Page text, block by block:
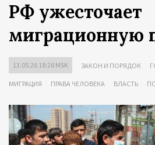
РФ ужесточает
миграционную
13.05.26 18:28 MSK ЗАКОН И ПОРЯДОК
МИГРАЦИЯ ПРАВА ЧЕЛОВЕКА ВЛАСТЬ